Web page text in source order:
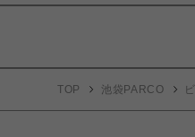
TOP 池袋PARCO